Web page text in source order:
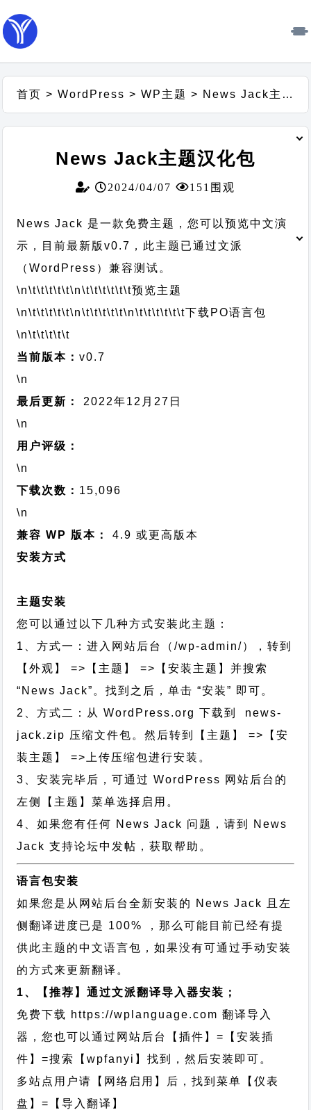
首页 >WordPress >WP主题 > News Jack主题汉化包
News Jack主题汉化包
2024/04/07 151围观
News Jack 是一款免费主题，您可以预览中文演
示，目前最新版v0.7，此主题已通过文派
（WordPress）兼容测试。
\n\t\t\t\t\t\n\t\t\t\t\t\t预览主题
\n\t\t\t\t\t\n\t\t\t\t\t\n\t\t\t\t\t\t下载PO语言包
\n\t\t\t\t\t
当前版本：v0.7
\n
最后更新：
2022年12月27日
\n
用户评级：
\n
下载次数： 15,096
\n
兼容 WP 版本：
4.9 或更高版本
安装方式
主题安装
您可以通过以下几种方式安装此主题：
1、方式一：进入网站后台（/wp-admin/），转到
【外观】 =>【主题】 =>【安装主题】并搜索
“News Jack”。找到之后，单击 “安装” 即可。
2、方式二：从 WordPress.org 下载到 news-
jack.zip 压缩文件包。然后转到【主题】 =>【安
装主题】 =>上传压缩包进行安装。
3、安装完毕后，可通过 WordPress 网站后台的
左侧【主题】菜单选择启用。
4、如果您有任何 News Jack 问题，请到 News
Jack 支持论坛中发帖，获取帮助。
语言包安装
如果您是从网站后台全新安装的 News Jack 且左
侧翻译进度已是 100% ，那么可能目前已经有提
供此主题的中文语言包，如果没有可通过手动安装
的方式来更新翻译。
1、【推荐】通过文派翻译导入器安装；
免费下载 https://wplanguage.com 翻译导入
器，您也可以通过网站后台【插件】=【安装插
件】=搜索【wpfanyi】找到，然后安装即可。
多站点用户请【网络启用】后，找到菜单【仪表
盘】=【导入翻译】